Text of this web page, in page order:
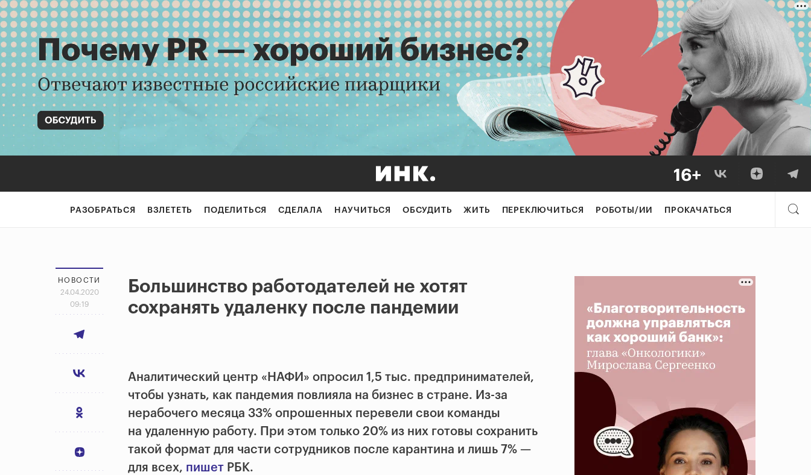
РАЗОБРАТЬСЯ ВЗЛЕТЕТЬ ПОДЕЛИТЬСЯ СДЕЛАЛА НАУЧИТЬСЯ ОБСУДИТЬ ЖИТЬ ПЕРЕКЛЮЧИТЬСЯ РОБОТЫ/ИИ ПРОКАЧАТЬСЯ
НОВОСТИ
24.04.2020
09:19
Большинство работодателей не хотят
сохранять удаленку после пандемии
Аналитический центр «НАФИ» опросил 1,5 тыс. предпринимателей,
чтобы узнать, как пандемия повлияла на бизнес в стране. Из-за
нерабочего месяца 33% опрошенных перевели свои команды
на удаленную работу. При этом только 20% из них готовы сохранить
такой формат для части сотрудников после карантина и лишь 7% —
для всех, пишет РБК.